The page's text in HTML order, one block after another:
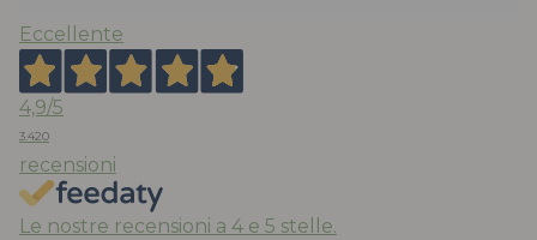
Eccellente
4,9/5
3.420
recensioni
Le nostre recensioni a 4 e 5 stelle.